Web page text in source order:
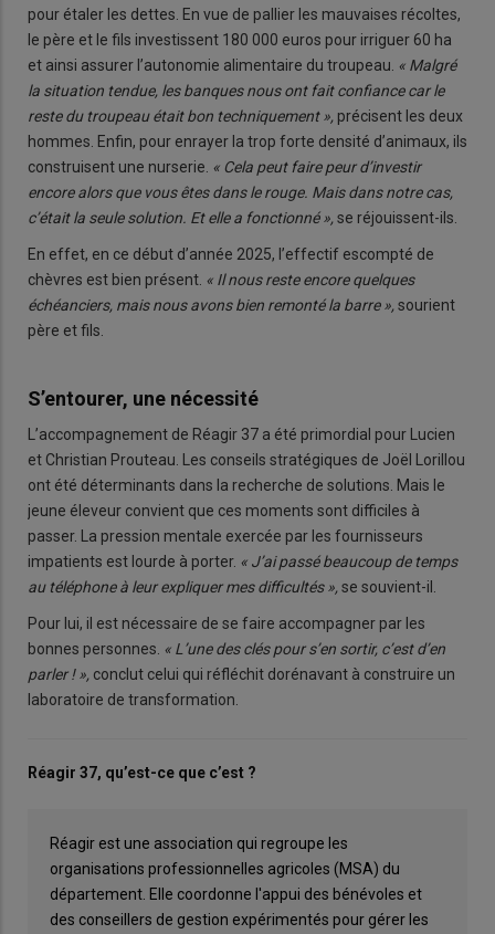
pour étaler les dettes. En vue de pallier les mauvaises récoltes,
le père et le fils investissent 180 000 euros pour irriguer 60 ha
et ainsi assurer l’autonomie alimentaire du troupeau. « Malgré
la situation tendue, les banques nous ont fait confiance car le
reste du troupeau était bon techniquement », précisent les deux
hommes. Enfin, pour enrayer la trop forte densité d’animaux, ils
construisent une nurserie. « Cela peut faire peur d’investir
encore alors que vous êtes dans le rouge. Mais dans notre cas,
c’était la seule solution. Et elle a fonctionné », se réjouissent-ils.
En effet, en ce début d’année 2025, l’effectif escompté de
chèvres est bien présent. « Il nous reste encore quelques
échéanciers, mais nous avons bien remonté la barre », sourient
père et fils.
S’entourer, une nécessité
L’accompagnement de Réagir 37 a été primordial pour Lucien
et Christian Prouteau. Les conseils stratégiques de Joël Lorillou
ont été déterminants dans la recherche de solutions. Mais le
jeune éleveur convient que ces moments sont difficiles à
passer. La pression mentale exercée par les fournisseurs
impatients est lourde à porter. « J’ai passé beaucoup de temps
au téléphone à leur expliquer mes difficultés », se souvient-il.
Pour lui, il est nécessaire de se faire accompagner par les
bonnes personnes. « L’une des clés pour s’en sortir, c’est d’en
parler ! », conclut celui qui réfléchit dorénavant à construire un
laboratoire de transformation.
Réagir 37, qu’est-ce que c’est ?
Réagir est une association qui regroupe les
organisations professionnelles agricoles (MSA) du
département. Elle coordonne l'appui des bénévoles et
des conseillers de gestion expérimentés pour gérer les